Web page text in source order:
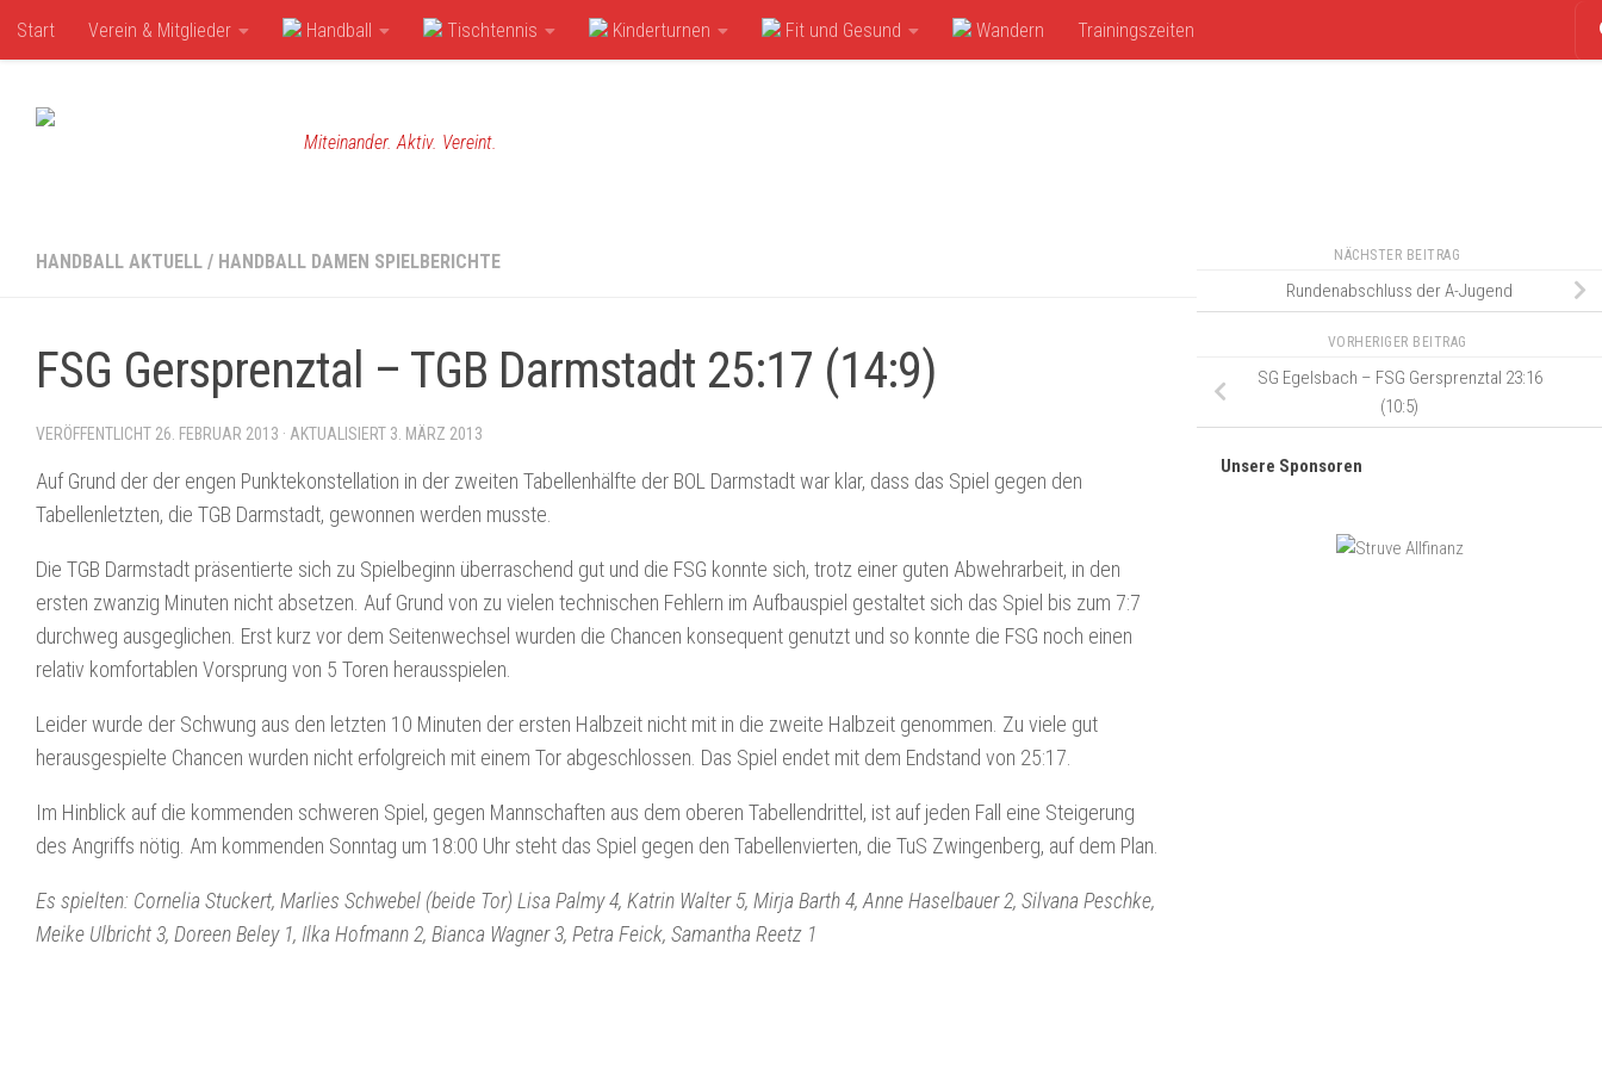
Zum Inhalt springen
Start Verein & Mitglieder Handball Tischtennis Kinderturnen Fit und Gesund Wandern Trainingszeiten
Miteinander. Aktiv. Vereint.
HANDBALL AKTUELL / HANDBALL DAMEN SPIELBERICHTE
FSG Gersprenztal – TGB Darmstadt 25:17 (14:9)
VERÖFFENTLICHT 26. FEBRUAR 2013 · AKTUALISIERT 3. MÄRZ 2013
Auf Grund der der engen Punktekonstellation in der zweiten Tabellenhälfte der BOL Darmstadt war klar, dass das Spiel gegen den
Tabellenletzten, die TGB Darmstadt, gewonnen werden musste.
Die TGB Darmstadt präsentierte sich zu Spielbeginn überraschend gut und die FSG konnte sich, trotz einer guten Abwehrarbeit, in den
ersten zwanzig Minuten nicht absetzen. Auf Grund von zu vielen technischen Fehlern im Aufbauspiel gestaltet sich das Spiel bis zum 7:7
durchweg ausgeglichen. Erst kurz vor dem Seitenwechsel wurden die Chancen konsequent genutzt und so konnte die FSG noch einen
relativ komfortablen Vorsprung von 5 Toren herausspielen.
Leider wurde der Schwung aus den letzten 10 Minuten der ersten Halbzeit nicht mit in die zweite Halbzeit genommen. Zu viele gut
herausgespielte Chancen wurden nicht erfolgreich mit einem Tor abgeschlossen. Das Spiel endet mit dem Endstand von 25:17.
Im Hinblick auf die kommenden schweren Spiel, gegen Mannschaften aus dem oberen Tabellendrittel, ist auf jeden Fall eine Steigerung
des Angriffs nötig. Am kommenden Sonntag um 18:00 Uhr steht das Spiel gegen den Tabellenvierten, die TuS Zwingenberg, auf dem Plan.
Es spielten: Cornelia Stuckert, Marlies Schwebel (beide Tor) Lisa Palmy 4, Katrin Walter 5, Mirja Barth 4, Anne Haselbauer 2, Silvana Peschke,
Meike Ulbricht 3, Doreen Beley 1, Ilka Hofmann 2, Bianca Wagner 3, Petra Feick, Samantha Reetz 1
NÄCHSTER BEITRAG
Rundenabschluss der A-Jugend
VORHERIGER BEITRAG
SG Egelsbach – FSG Gersprenztal 23:16
(10:5)
Unsere Sponsoren